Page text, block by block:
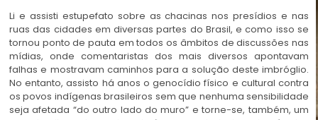
Li e assisti estupefato sobre as chacinas nos presídios e nas
ruas das cidades em diversas partes do Brasil, e como isso se
tornou ponto de pauta em todos os âmbitos de discussões nas
mídias, onde comentaristas dos mais diversos apontavam
falhas e mostravam caminhos para a solução deste imbróglio.
No entanto, assisto há anos o genocídio físico e cultural contra
os povos indígenas brasileiros sem que nenhuma sensibilidade
seja afetada “do outro lado do muro” e torne-se, também, um